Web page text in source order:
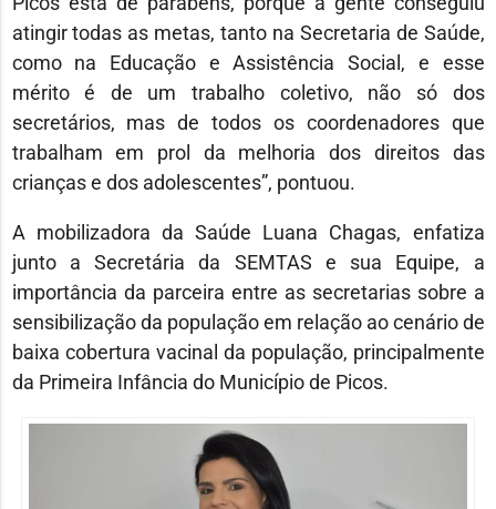
atingir todas as metas, tanto na Secretaria de Saúde,
como na Educação e Assistência Social, e esse
mérito é de um trabalho coletivo, não só dos
secretários, mas de todos os coordenadores que
trabalham em prol da melhoria dos direitos das
crianças e dos adolescentes”, pontuou.
A mobilizadora da Saúde Luana Chagas, enfatiza
junto a Secretária da SEMTAS e sua Equipe, a
importância da parceira entre as secretarias sobre a
sensibilização da população em relação ao cenário de
baixa cobertura vacinal da população, principalmente
da Primeira Infância do Município de Picos.